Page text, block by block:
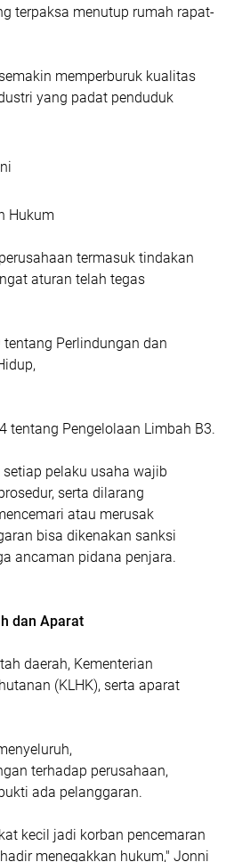
terpaksa menutup rumah rapat-
memperburuk kualitas
yang padat penduduk
Hukum
termasuk tindakan
aturan telah tegas
Perlindungan dan
tentang Pengelolaan Limbah B3.
pelaku usaha wajib
serta dilarang
atau merusak
bisa dikenakan sanksi
ancaman pidana penjara.
dan Aparat
daerah, Kementerian
(KLHK), serta aparat
terhadap perusahaan,
ada pelanggaran.
kecil jadi korban pencemaran
menegakkan hukum," Jonni